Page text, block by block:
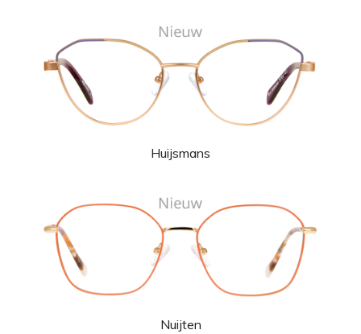
Huijsmans
Nuijten